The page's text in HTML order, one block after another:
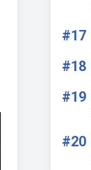
#17
#18
#19
#20